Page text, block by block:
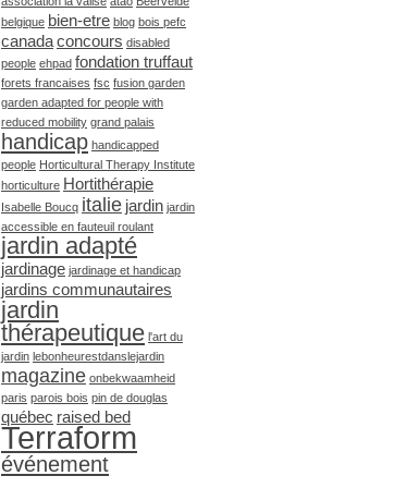
belgique bien-etre blog bois pefc
canadaconcours disabled
people ehpad fondation truffaut
forets francaises fsc fusion garden
garden adapted for people with
reduced mobility grand palais
handicap handicapped
people Horticultural Therapy Institute
horticulture Hortithérapie
Isabelle Boucq italie jardin jardin
accessible en fauteuil roulant
jardin adapté
jardinage jardinage et handicap
jardins communautaires
jardin
thérapeutique l'art du
jardin lebonheurestdanslejardin
magazine onbekwaamheid
paris parois bois pin de douglas
québec raised bed
Terraform
événement